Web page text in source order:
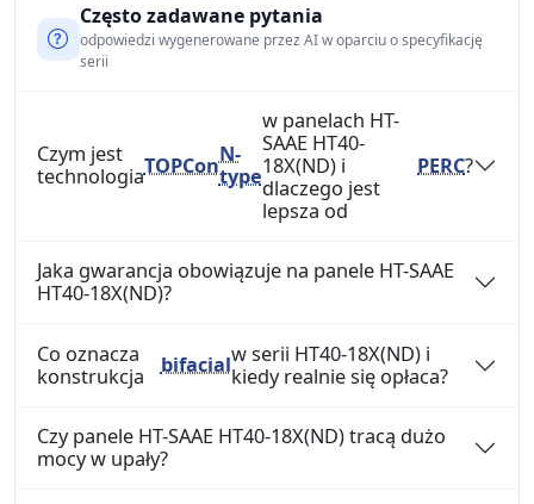
Często zadawane pytania
odpowiedzi wygenerowane przez AI w oparciu o specyfikację
serii
Czym jest
technologiaTOPConN-
type
w panelach HT-
SAAE HT40-
18X(ND) i
dlaczego jest
lepsza od
PERC?
Jaka gwarancja obowiązuje na panele HT-SAAE
HT40-18X(ND)?
Co oznacza
konstrukcja
bifacialw serii HT40-18X(ND) i
kiedy realnie się opłaca?
Czy panele HT-SAAE HT40-18X(ND) tracą dużo
mocy w upały?